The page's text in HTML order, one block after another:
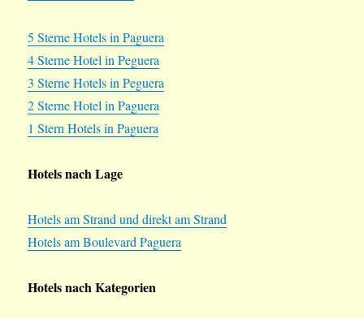
5 Sterne Hotels in Paguera
4 Sterne Hotel in Peguera
3 Sterne Hotels in Peguera
2 Sterne Hotel in Paguera
1 Stern Hotels in Paguera
Hotels nach Lage
Hotels am Strand und direkt am Strand
Hotels am Boulevard Paguera
Hotels nach Kategorien